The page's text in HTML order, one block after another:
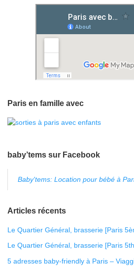
Paris en famille avec
baby’tems sur Facebook
Baby'tems: Location pour bébé à
Articles récents
Le Quartier Général, brasserie [Paris
Le Quartier Général, brasserie [Paris
5 adresses baby-friendly à Paris –